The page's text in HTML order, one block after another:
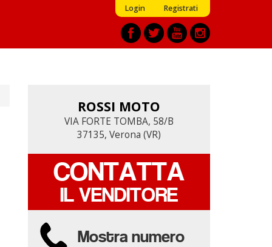
Login Registrati
ROSSI MOTO
VIA FORTE TOMBA, 58/B
37135, Verona (VR)
CONTATTA
IL VENDITORE
Mostra numero
ROSSI MOTO
VIA FORTE TOMBA, 58/B
37135, Verona (VR)
CONTATTA
IL VENDITORE
Mostra numero